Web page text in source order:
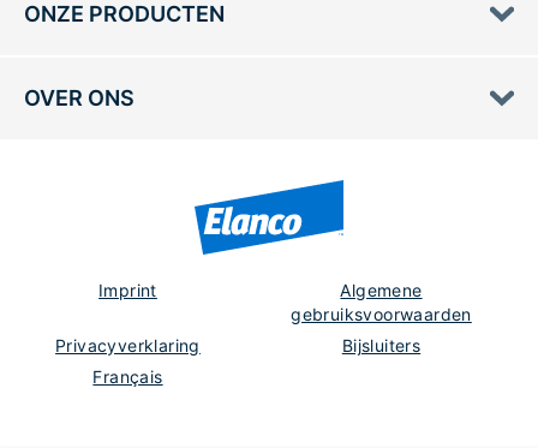
ONZE PRODUCTEN
OVER ONS
Imprint
Algemene
gebruiksvoorwaarden
Privacyverklaring
Bijsluiters
Français